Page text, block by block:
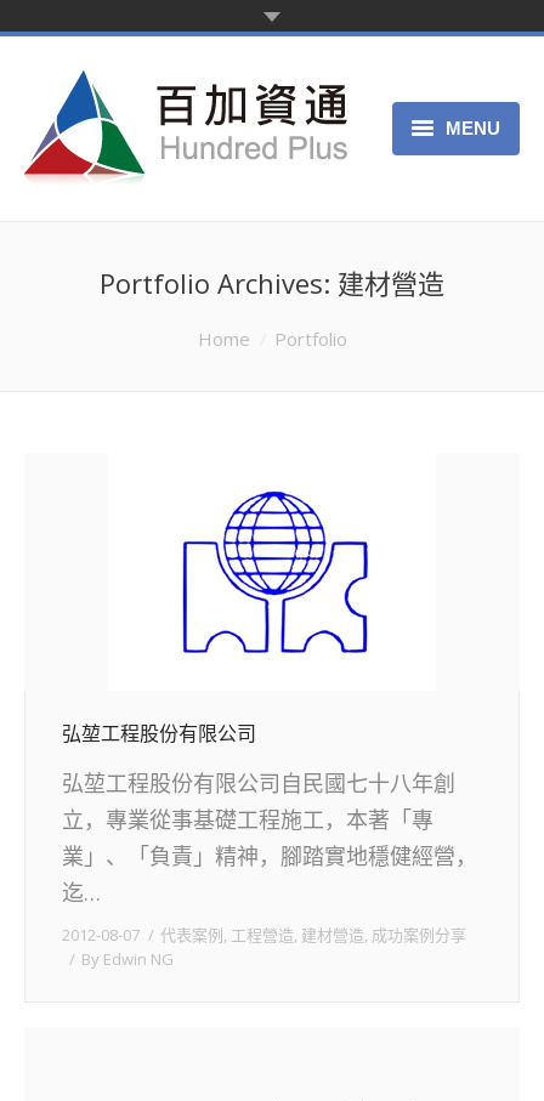
MENU
Portfolio Archives: 建材營造
Home Portfolio
弘堃工程股份有限公司
弘堃工程股份有限公司自民國七十八年創
立，專業從事基礎工程施工，本著「專
業」、「負責」精神，腳踏實地穩健經營，
迄…
2012-08-07 代表案例, 工程營造, 建材營造, 成功案例分享
By Edwin NG